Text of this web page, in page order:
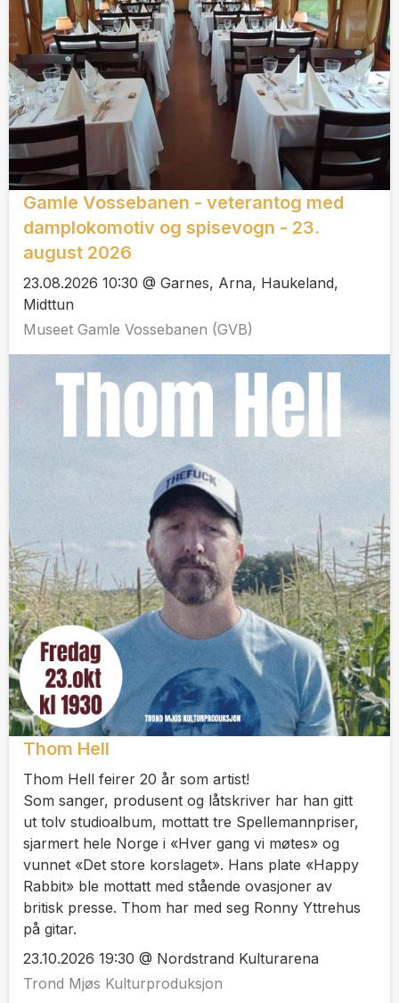
Gamle Vossebanen - veterantog med
damplokomotiv og spisevogn - 23.
august 2026
23.08.2026 10:30 @ Garnes, Arna, Haukeland,
Midttun
Museet Gamle Vossebanen (GVB)
Thom Hell
Thom Hell feirer 20 år som artist!
Som sanger, produsent og låtskriver har han gitt
ut tolv studioalbum, mottatt tre Spellemannpriser,
sjarmert hele Norge i «Hver gang vi møtes» og
vunnet «Det store korslaget». Hans plate «Happy
Rabbit» ble mottatt med stående ovasjoner av
britisk presse. Thom har med seg Ronny Yttrehus
på gitar.
23.10.2026 19:30 @ Nordstrand Kulturarena
Trond Mjøs Kulturproduksjon